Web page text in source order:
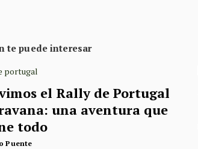
te puede interesar
el Rally de Portugal
una aventura que
todo
Puente